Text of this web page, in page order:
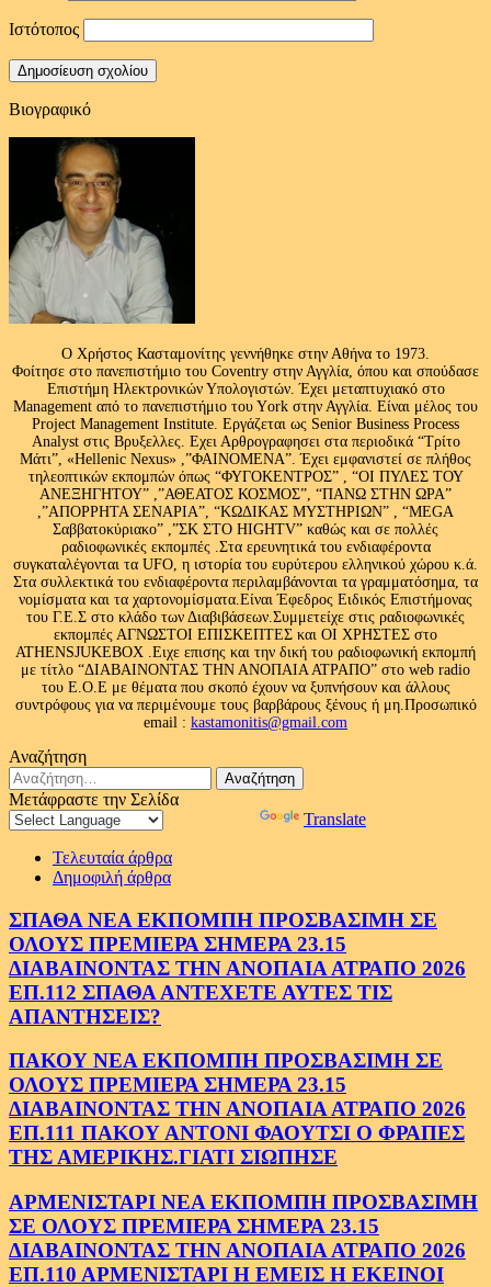
Ιστότοπος
Βιογραφικό
Ο Χρήστος Κασταμονίτης γεννήθηκε στην Αθήνα το 1973.
Φοίτησε στο πανεπιστήμιο του Coventry στην Αγγλία, όπου και σπούδασε
Επιστήμη Ηλεκτρονικών Υπολογιστών. Έχει μεταπτυχιακό στο
Management από το πανεπιστήμιο του Υork στην Αγγλία. Είναι μέλος του
Project Management Institute. Εργάζεται ως Senior Business Process
Analyst στις Βρυξελλες. Εχει Αρθρογραφησει στα περιοδικά “Τρίτο
Μάτι”, «Hellenic Nexus» ,”ΦΑΙΝΟΜΕΝΑ”. Έχει εμφανιστεί σε πλήθος
τηλεοπτικών εκπομπών όπως “ΦΥΓΟΚΕΝΤΡΟΣ” , “ΟΙ ΠΥΛΕΣ ΤΟΥ
ΑΝΕΞΗΓΗΤΟΥ” ,”ΑΘΕΑΤΟΣ ΚΟΣΜΟΣ”, “ΠΑΝΩ ΣΤΗΝ ΩΡΑ”
,”ΑΠΟΡΡΗΤΑ ΣΕΝΑΡΙΑ”, “ΚΩΔΙΚΑΣ ΜΥΣΤΗΡΙΩΝ” , “MEGA
Σαββατοκύριακο” ,”ΣΚ ΣΤΟ HIGHTV” καθώς και σε πολλές
ραδιοφωνικές εκπομπές .Στα ερευνητικά του ενδιαφέροντα
συγκαταλέγονται τα UFO, η ιστορία του ευρύτερου ελληνικού χώρου κ.ά.
Στα συλλεκτικά του ενδιαφέροντα περιλαμβάνονται τα γραμματόσημα, τα
νομίσματα και τα χαρτονομίσματα.Είναι Έφεδρος Ειδικός Επιστήμονας
του Γ.Ε.Σ στο κλάδο των Διαβιβάσεων.Συμμετείχε στις ραδιοφωνικές
εκπομπές ΑΓΝΩΣΤΟΙ ΕΠΙΣΚΕΠΤΕΣ και ΟΙ ΧΡΗΣΤΕΣ στο
ATHENSJUKEBOX .Ειχε επισης και την δική του ραδιοφωνική εκπομπή
με τίτλο “ΔΙΑΒΑΙΝΟΝΤΑΣ ΤΗΝ ΑΝΟΠΑΙΑ ΑΤΡΑΠΟ” στο web radio
του Ε.Ο.Ε με θέματα που σκοπό έχουν να ξυπνήσουν και άλλους
συντρόφους για να περιμένουμε τους βαρβάρους ξένους ή μη.Προσωπικό
email : kastamonitis@gmail.com
Αναζήτηση
Αναζήτηση
για:
Μετάφραστε την Σελίδα
Translate
Τελευταία άρθρα
Δημοφιλή άρθρα
ΣΠΑΘΑ ΝΕΑ ΕΚΠΟΜΠΗ ΠΡΟΣΒΑΣΙΜΗ ΣΕ
ΟΛΟΥΣ ΠΡΕΜΙΕΡΑ ΣΗΜΕΡΑ 23.15
ΔΙΑΒΑΙΝΟΝΤΑΣ ΤΗΝ ΑΝΟΠΑΙΑ ΑΤΡΑΠΟ 2026
ΕΠ.112 ΣΠΑΘΑ ΑΝΤΕΧΕΤΕ ΑΥΤΕΣ ΤΙΣ
ΑΠΑΝΤΗΣΕΙΣ?
ΠΑΚΟΥ ΝΕΑ ΕΚΠΟΜΠΗ ΠΡΟΣΒΑΣΙΜΗ ΣΕ
ΟΛΟΥΣ ΠΡΕΜΙΕΡΑ ΣΗΜΕΡΑ 23.15
ΔΙΑΒΑΙΝΟΝΤΑΣ ΤΗΝ ΑΝΟΠΑΙΑ ΑΤΡΑΠΟ 2026
ΕΠ.111 ΠΑΚΟΥ ΑΝΤΟΝΙ ΦΑΟΥΤΣΙ Ο ΦΡΑΠΕΣ
ΤΗΣ ΑΜΕΡΙΚΗΣ.ΓΙΑΤΙ ΣΙΩΠΗΣΕ
ΑΡΜΕΝΙΣΤΑΡΙ ΝΕΑ ΕΚΠΟΜΠΗ ΠΡΟΣΒΑΣΙΜΗ
ΣΕ ΟΛΟΥΣ ΠΡΕΜΙΕΡΑ ΣΗΜΕΡΑ 23.15
ΔΙΑΒΑΙΝΟΝΤΑΣ ΤΗΝ ΑΝΟΠΑΙΑ ΑΤΡΑΠΟ 2026
ΕΠ.110 ΑΡΜΕΝΙΣΤΑΡΙ Η ΕΜΕΙΣ Η ΕΚΕΙΝΟΙ